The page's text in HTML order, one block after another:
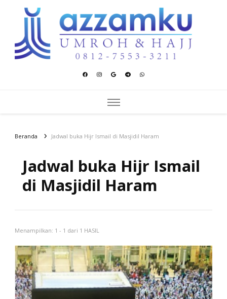
Azzamku Umroh dan Hajj
Beranda Jadwal buka Hijr Ismail di Masjidil Haram
Jadwal buka Hijr Ismail
di Masjidil Haram
Menampilkan: 1 - 1 dari 1 HASIL